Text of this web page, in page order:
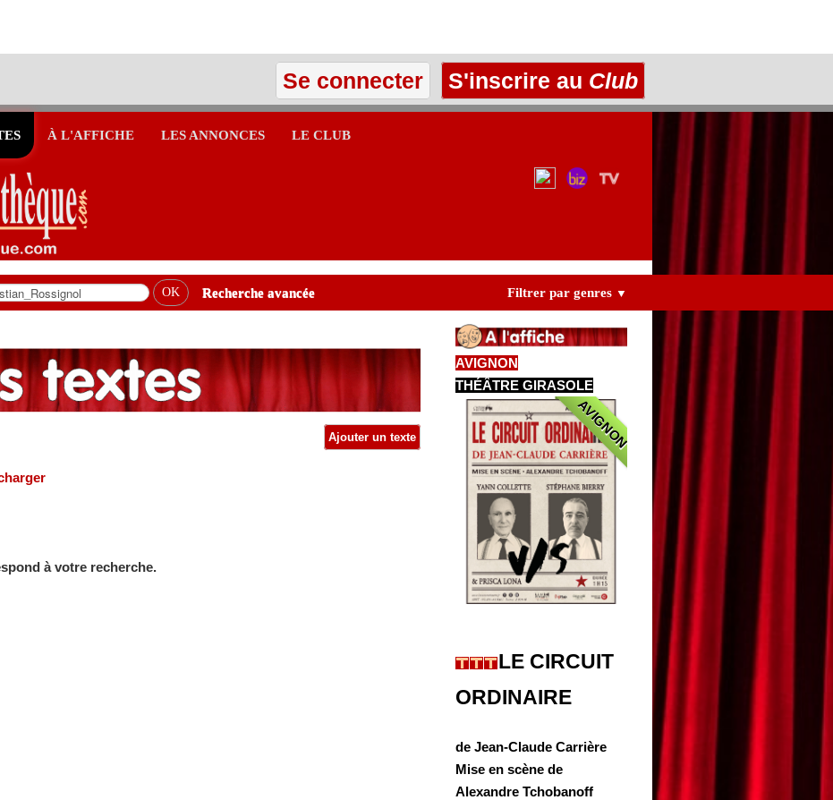
Se connecter S'inscrire au Club
À L'AFFICHE LES ANNONCES LE CLUB
Recherche avancée Filtrer par genres ▼
Ajouter un texte
à votre recherche.
AVIGNON
THÉÂTRE GIRASOLE
AVIGNON
LE CIRCUIT
ORDINAIRE
de Jean-Claude Carrière
Mise en scène de
Alexandre Tchobanoff